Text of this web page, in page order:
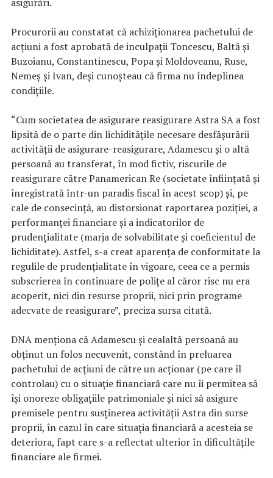
Procurorii au constatat că achiziţionarea pachetului de
acţiuni a fost aprobată de inculpaţii Toncescu, Baltă şi
Buzoianu, Constantinescu, Popa şi Moldoveanu, Ruse,
Nemeş şi Ivan, deşi cunoşteau că firma nu îndeplinea
condiţiile.
“Cum societatea de asigurare reasigurare Astra SA a fost
lipsită de o parte din lichidităţile necesare desfăşurării
activităţii de asigurare-reasigurare, Adamescu şi o altă
persoană au transferat, în mod fictiv, riscurile de
reasigurare către Panamerican Re (societate înfiinţată şi
înregistrată într-un paradis fiscal în acest scop) şi, pe
cale de consecinţă, au distorsionat raportarea poziţiei, a
performanţei financiare şi a indicatorilor de
prudenţialitate (marja de solvabilitate şi coeficientul de
lichiditate). Astfel, s-a creat aparenţa de conformitate la
regulile de prudenţialitate în vigoare, ceea ce a permis
subscrierea în continuare de poliţe al căror risc nu era
acoperit, nici din resurse proprii, nici prin programe
adecvate de reasigurare”, preciza sursa citată.
DNA menţiona că Adamescu şi cealaltă persoană au
obţinut un folos necuvenit, constând în preluarea
pachetului de acţiuni de către un acţionar (pe care îl
controlau) cu o situaţie financiară care nu îi permitea să
îşi onoreze obligaţiile patrimoniale şi nici să asigure
premisele pentru susţinerea activităţii Astra din surse
proprii, în cazul în care situaţia financiară a acesteia se
deteriora, fapt care s-a reflectat ulterior în dificultăţile
financiare ale firmei.